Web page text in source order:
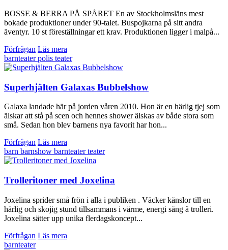
BOSSE & BERRA PÅ SPÅRET En av Stockholmsläns mest
bokade produktioner under 90-talet. Buspojkarna på sitt andra
äventyr. 10 st föreställningar ett krav. Produktionen ligger i malpå...
Förfrågan Läs mera
barnteaterpolis teater
Superhjälten Galaxas Bubbelshow
Galaxa landade här på jorden våren 2010. Hon är en härlig tjej som
älskar att stå på scen och hennes shower älskas av både stora som
små. Sedan hon blev barnens nya favorit har hon...
Förfrågan Läs mera
barn barnshow barnteaterteater
Trolleritoner med Joxelina
Joxelina sprider små frön i alla i publiken . Väcker känslor till en
härlig och skojig stund tillsammans i värme, energi sång å trolleri.
Joxelina sätter upp unika flerdagskoncept...
Förfrågan Läs mera
barnteater